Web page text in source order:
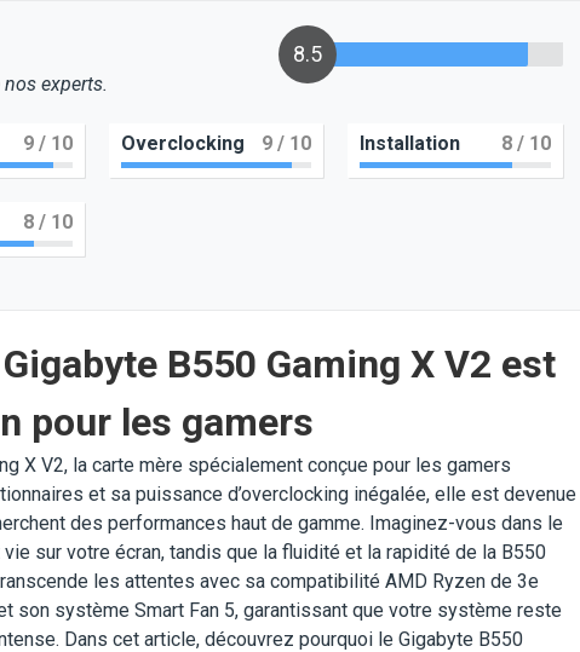
experts.
8.5
9/ 10 Overclocking 9 / 10 Installation 8 / 10
8/ 10
B550 Gaming X V2 est
pour les gamers
X V2, la carte mère spécialement conçue pour les gamers
et sa puissance d’overclocking inégalée, elle est devenue
des performances haut de gamme. Imaginez-vous dans le
sur votre écran, tandis que la fluidité et la rapidité de la B550
les attentes avec sa compatibilité AMD Ryzen de 3e
son système Smart Fan 5, garantissant que votre système reste
Dans cet article, découvrez pourquoi le Gigabyte B550